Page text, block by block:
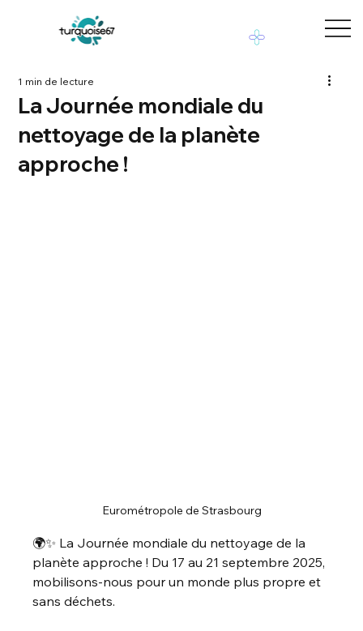
La Journée mondiale du
nettoyage de la planète
approche !
1 min de lecture
Eurométropole de Strasbourg
🌍✨ La Journée mondiale du nettoyage de la
planète approche ! Du 17 au 21 septembre 2025,
mobilisons-nous pour un monde plus propre et
sans déchets.